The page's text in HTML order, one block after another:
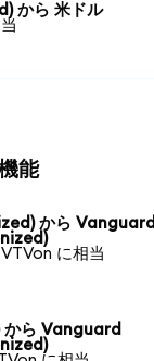
から 米ドル
能
から Vanguard
に相当
から Vanguard